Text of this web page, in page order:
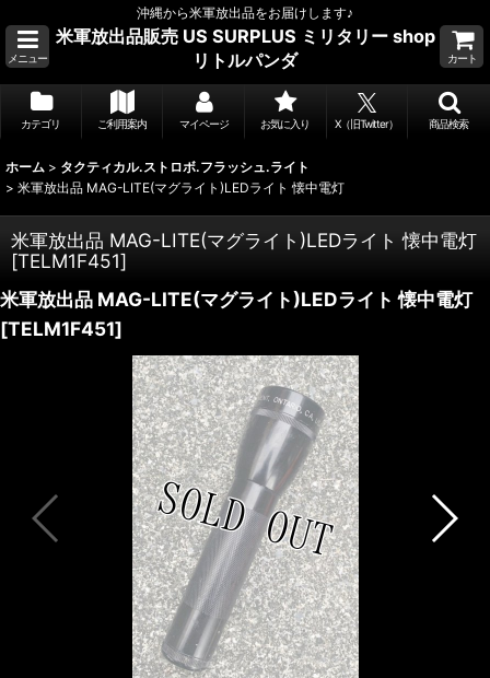
沖縄から米軍放出品をお届けします♪
メニュー
米軍放出品販売 US SURPLUS ミリタリー shop
リトルパンダ
カート
カテゴリ ご利用案内 マイページ お気に入り X（旧Twitter） 商品検索
ホーム > タクティカル.ストロボ.フラッシュ.ライト
> 米軍放出品 MAG-LITE(マグライト)LEDライト 懐中電灯
米軍放出品 MAG-LITE(マグライト)LEDライト 懐中電灯
[TELM1F451]
米軍放出品 MAG-LITE(マグライト)LEDライト 懐中電灯
[TELM1F451]